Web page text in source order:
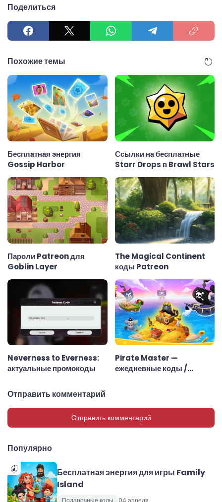
Поделиться
Похожие темы
Бесплатная энергия
Gossip Harbor
Ссылки на бесплатные
Starr Drops в Brawl Stars
Пароли Patreon для
Goblin Layer
The Magical Continent
коды Patreon
Neverness to Everness:
актуальные промокоды
Pirate Master —
ежедневные коды /
Отправить комментарий
Отправить комментарий
Популярно
Бесплатная энергия для игры Family
Island